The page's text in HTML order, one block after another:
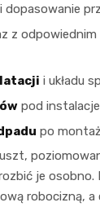
i dopasowanie
z
i układu
pod
po
je osobno.
robocizną, a